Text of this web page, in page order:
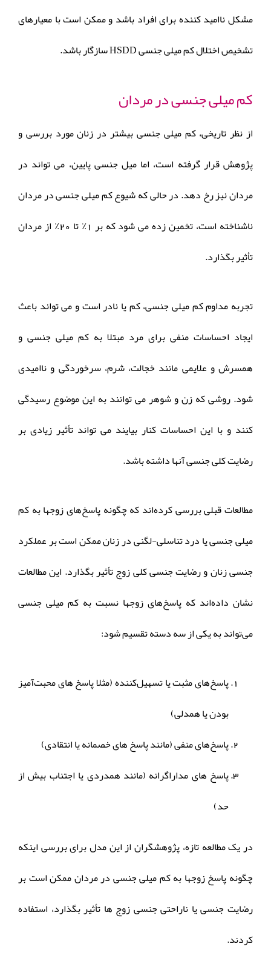
مشکل ناامید کننده برای افراد باشد و ممکن است با معیارهای
تشخیص اختلال کم میلی جنسی HSDD سازگار باشد.
کم میلی جنسی در مردان
از نظر تاریخی، کم میلی جنسی بیشتر در زنان مورد بررسی و
پژوهش قرار گرفته است، اما میل جنسی پایین، می تواند در
مردان نیز رخ دهد. در حالی که شیوع کم میلی جنسی در مردان
ناشناخته است، تخمین زده می شود که بر 1٪ تا 20٪ از مردان
تأثیر بگذارد.
تجربه مداوم کم میلی جنسی، کم یا نادر است و می تواند باعث
ایجاد احساسات منفی برای مرد مبتلا به کم میلی جنسی و
همسرش و علایمی مانند خجالت، شرم، سرخوردگی و ناامیدی
شود. روشی که زن و شوهر می توانند به این موضوع رسیدگی
کنند و با این احساسات کنار بیایند می تواند تأثیر زیادی بر
رضایت کلی جنسی آنها داشته باشد.
مطالعات قبلی بررسی کرده‌اند که چگونه پاسخ‌های زوجها به کم
میلی جنسی یا درد تناسلی-لگنی در زنان ممکن است بر عملکرد
جنسی زنان و رضایت جنسی کلی زوج تأثیر بگذارد. این مطالعات
نشان داده‌اند که پاسخ‌های زوجها نسبت به کم میلی جنسی
می‌تواند به یکی از سه دسته تقسیم شود:
پاسخ‌های مثبت یا تسهیل‌کننده (مثلا پاسخ های محبت‌آمیز
بودن یا همدلی)
پاسخ‌های منفی (مانند پاسخ های خصمانه یا انتقادی)
پاسخ های مداراگرانه (مانند همدردی یا اجتناب بیش از
حد)
در یک مطالعه تازه، پژوهشگران از این مدل برای بررسی اینکه
چگونه پاسخ زوجها به کم میلی جنسی در مردان ممکن است بر
رضایت جنسی یا ناراحتی جنسی زوج ها تأثیر بگذارد، استفاده
کردند.